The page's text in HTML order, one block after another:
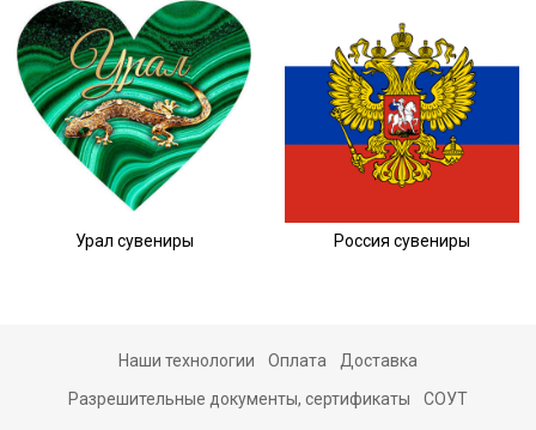
Урал сувениры Россия сувениры
Наши технологии Оплата Доставка
Разрешительные документы, сертификаты СОУТ